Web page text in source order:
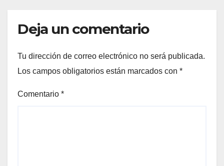
Deja un comentario
Tu dirección de correo electrónico no será publicada.
Los campos obligatorios están marcados con *
Comentario *